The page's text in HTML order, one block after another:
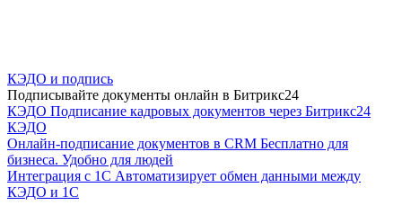
КЭДО и подпись
Подписывайте документы онлайн в Битрикс24
КЭДО Подписание кадровых документов через Битрикс24
КЭДО
Онлайн-подписание документов в CRM Бесплатно для
бизнеса. Удобно для людей
Интеграция с 1С Автоматизирует обмен данными между
КЭДО и 1С